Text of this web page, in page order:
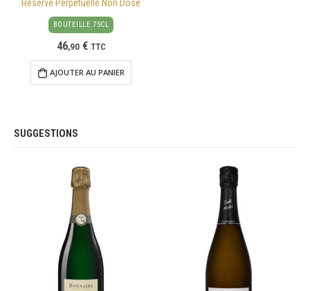
Réserve Perpétuelle Non Dosé
BOUTEILLE 75CL
46,90 € TTC
AJOUTER AU PANIER
SUGGESTIONS